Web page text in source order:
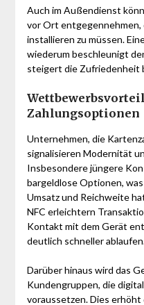
Auch im Außendienst
vor Ort entgegennehmen,
installieren zu müssen.
wiederum beschleunigt
steigert die Zufriedenheit
Zahlungsoptionen
Unternehmen, die
signalisieren Modernität
Insbesondere jüngere
bargeldlose Optionen,
Umsatz und Reichweite
NFC erleichtern
Kontakt mit dem Gerät
deutlich schneller
Darüber hinaus wird das
Kundengruppen, die
voraussetzen. Dies